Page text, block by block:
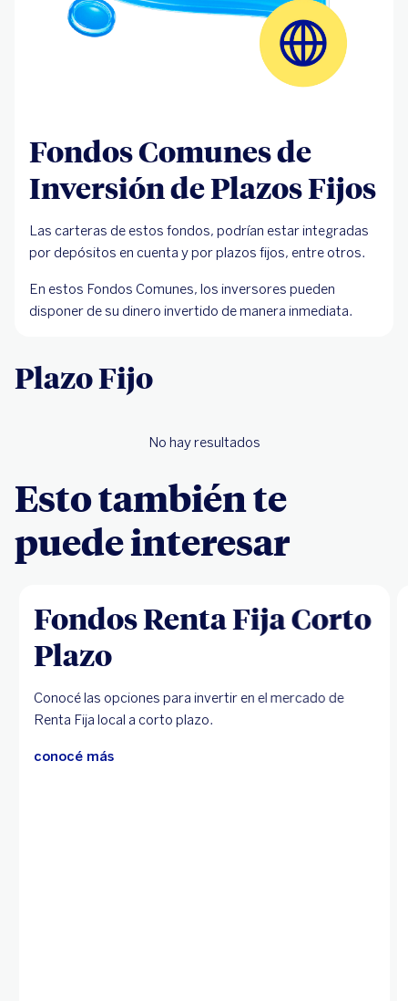
Fondos Comunes de
Inversión de Plazos Fijos
Las carteras de estos fondos, podrían estar integradas
por depósitos en cuenta y por plazos fijos, entre otros.
En estos Fondos Comunes, los inversores pueden
disponer de su dinero invertido de manera inmediata.
Plazo Fijo
No hay resultados
Esto también te
puede interesar
Fondos Renta Fija Corto
Plazo
Conocé las opciones para invertir en el mercado de
Renta Fija local a corto plazo.
conocé más